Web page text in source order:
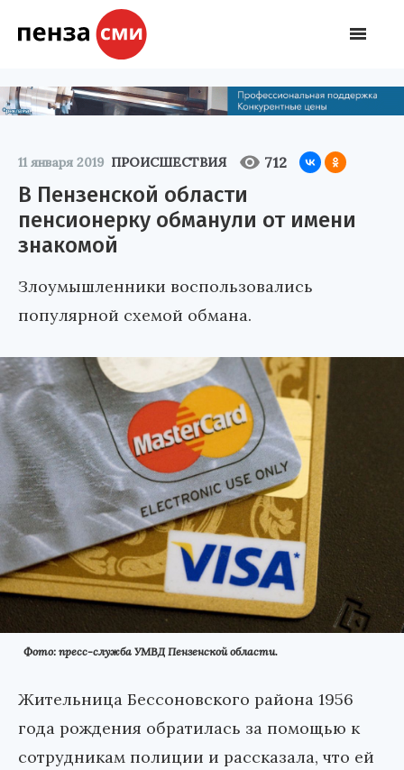
11 января 2019 ПРОИСШЕСТВИЯ 712
В Пензенской области
пенсионерку обманули от имени
знакомой
Злоумышленники воспользовались
популярной схемой обмана.
Фото: пресс-служба УМВД Пензенской области.
Жительница Бессоновского района 1956
года рождения обратилась за помощью к
сотрудникам полиции и рассказала, что ей